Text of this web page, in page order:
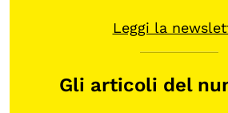
Leggi la
Gli articoli del